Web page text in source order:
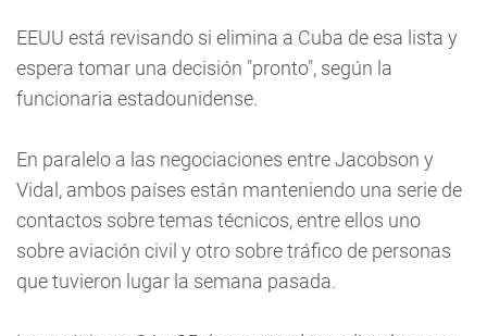
EEUU está revisando si elimina a Cuba de esa lista y
espera tomar una decisión "pronto", según la
funcionaria estadounidense.
En paralelo a las negociaciones entre Jacobson y
Vidal, ambos países están manteniendo una serie de
contactos sobre temas técnicos, entre ellos uno
sobre aviación civil y otro sobre tráfico de personas
que tuvieron lugar la semana pasada.